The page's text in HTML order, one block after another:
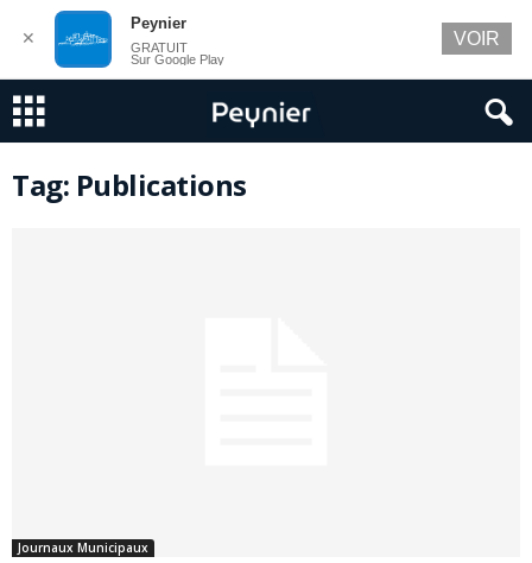
Tag: Publications
Journaux Municipaux
✕
Peynier
GRATUIT
Sur Google Play
VOIR